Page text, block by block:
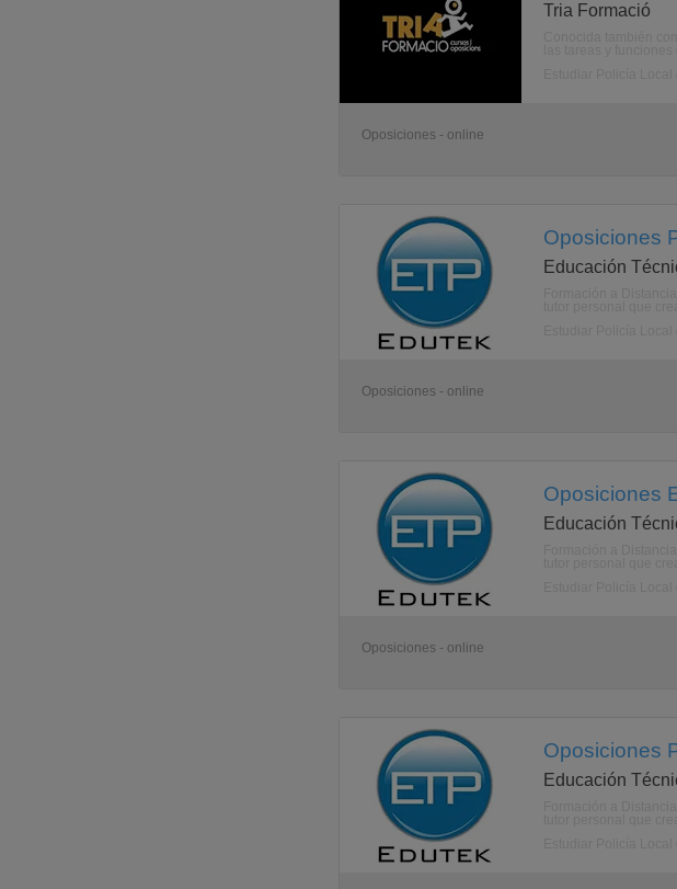
Tria Formació
Oposiciones - online
Oposiciones
Educación
Oposiciones - online
Oposiciones
Educación
Oposiciones - online
Oposiciones
Educación